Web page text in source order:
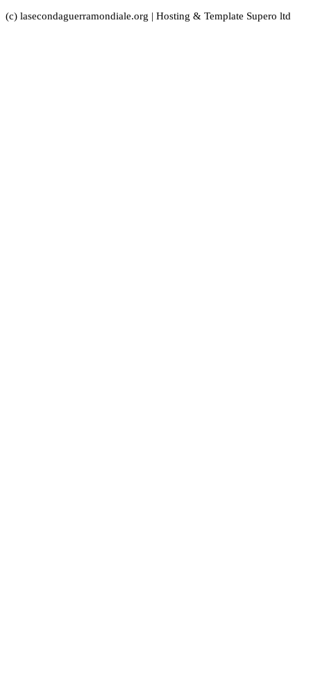
(c) lasecondaguerramondiale.org | Hosting & Template Supero ltd